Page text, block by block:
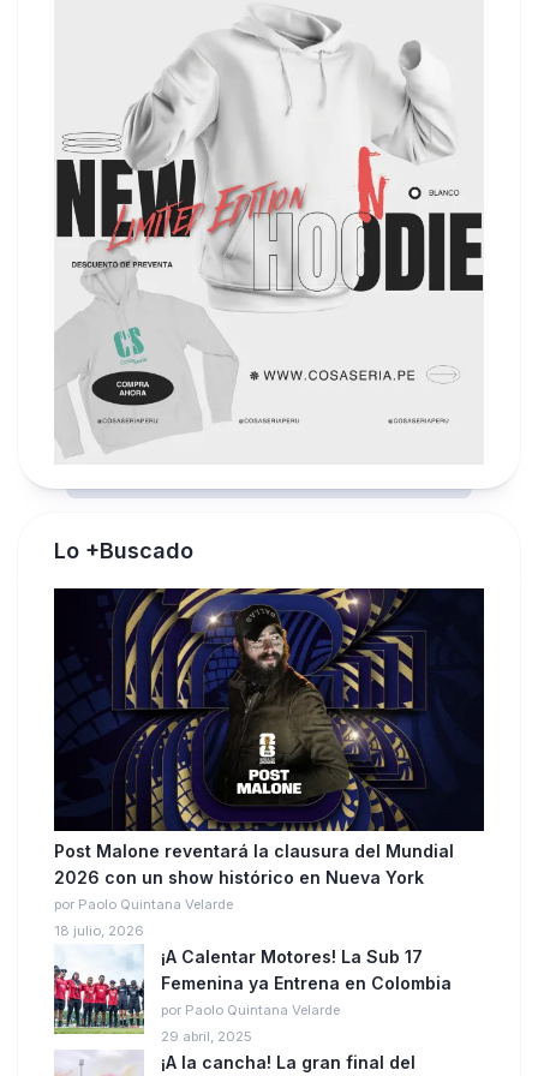
Lo +Buscado
Post Malone reventará la clausura del Mundial
2026 con un show histórico en Nueva York
por Paolo Quintana Velarde
18 julio, 2026
¡A Calentar Motores! La Sub 17
Femenina ya Entrena en Colombia
por Paolo Quintana Velarde
29 abril, 2025
¡A la cancha! La gran final del